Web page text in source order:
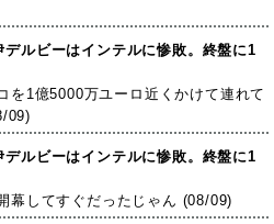
ルビーはインテルに惨敗。終盤に1
を1億5000万ユーロ近くかけて連れて
09)
ルビーはインテルに惨敗。終盤に1
幕してすぐだったじゃん (08/09)